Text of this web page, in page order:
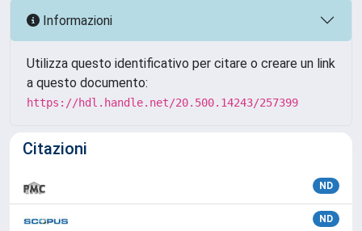
Informazioni
Utilizza questo identificativo per citare o creare un link
a questo documento:
https://hdl.handle.net/20.500.14243/257399
Citazioni
ND
ND